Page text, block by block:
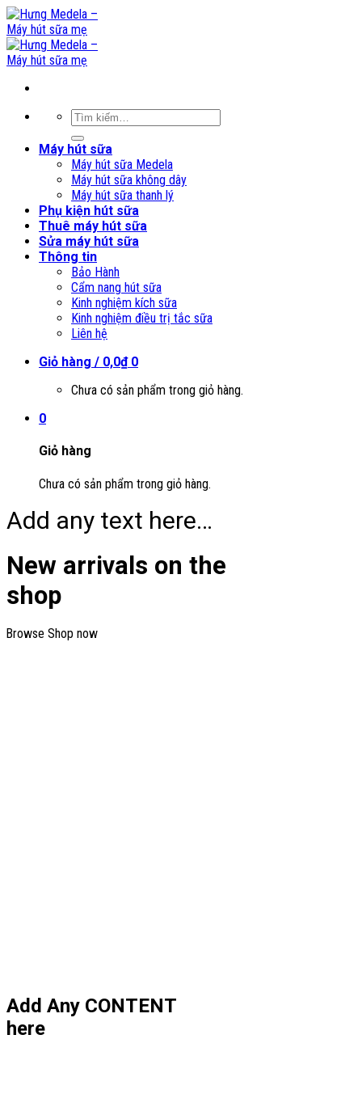
Skip
to
content
Tìm
kiếm:
Máy hút sữa
Máy hút sữa Medela
Máy hút sữa không dây
Máy hút sữa thanh lý
Phụ kiện hút sữa
Thuê máy hút sữa
Sửa máy hút sữa
Thông tin
Bảo Hành
Cẩm nang hút sữa
Kinh nghiệm kích sữa
Kinh nghiệm điều trị tắc sữa
Liên hệ
Giỏ hàng / 0,0₫ 0
Chưa có sản phẩm trong giỏ hàng.
0
Giỏ hàng
Chưa có sản phẩm trong giỏ hàng.
Add any text here…
New arrivals on the
shop
Browse Shop now
Add Any CONTENT
here